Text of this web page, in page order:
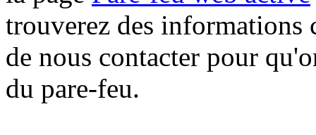
trouverez des informations
de nous contacter pour
du pare-feu.